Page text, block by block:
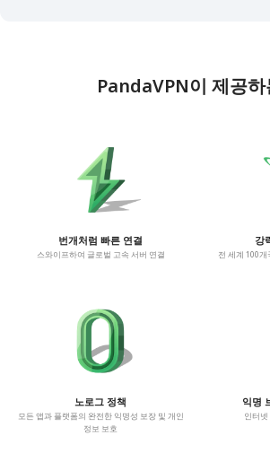
PandaVPN이 제공하
번개처럼 빠른 연결
스와이프하여 글로벌 고속 서버 연결
강
전 세계 100개
노로그 정책
모든 앱과 플랫폼의 완전한 익명성 보장 및 개인
정보 보호
익명
인터넷